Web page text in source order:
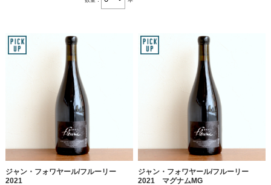
ジャン・フォワヤール/フルーリー
2021
ジャン・フォワヤール/フルーリー
2021 マグナムMG